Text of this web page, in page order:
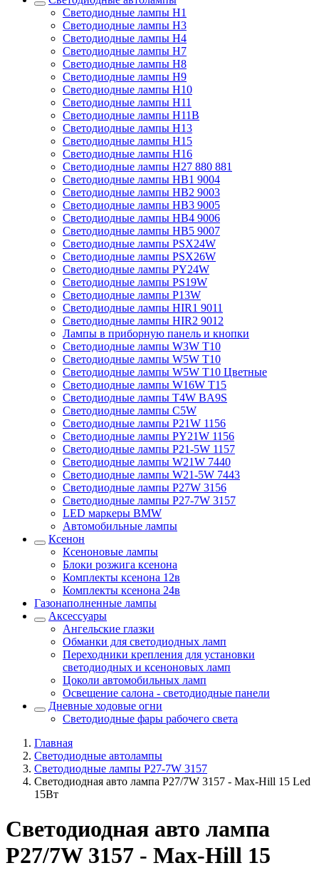
Светодиодные лампы H1
Светодиодные лампы H3
Светодиодные лампы H4
Светодиодные лампы H7
Светодиодные лампы H8
Светодиодные лампы H9
Светодиодные лампы H10
Светодиодные лампы H11
Светодиодные лампы H11B
Светодиодные лампы H13
Светодиодные лампы H15
Светодиодные лампы H16
Светодиодные лампы H27 880 881
Светодиодные лампы HB1 9004
Светодиодные лампы HB2 9003
Светодиодные лампы HB3 9005
Светодиодные лампы HB4 9006
Светодиодные лампы HB5 9007
Светодиодные лампы PSX24W
Светодиодные лампы PSX26W
Светодиодные лампы PY24W
Светодиодные лампы PS19W
Светодиодные лампы P13W
Светодиодные лампы HIR1 9011
Светодиодные лампы HIR2 9012
Лампы в приборную панель и кнопки
Светодиодные лампы W3W T10
Светодиодные лампы W5W T10
Светодиодные лампы W5W T10 Цветные
Светодиодные лампы W16W T15
Светодиодные лампы T4W BA9S
Светодиодные лампы C5W
Светодиодные лампы P21W 1156
Светодиодные лампы PY21W 1156
Светодиодные лампы P21-5W 1157
Светодиодные лампы W21W 7440
Светодиодные лампы W21-5W 7443
Светодиодные лампы P27W 3156
Светодиодные лампы P27-7W 3157
LED маркеры BMW
Автомобильные лампы
Ксенон
Ксеноновые лампы
Блоки розжига ксенона
Комплекты ксенона 12в
Комплекты ксенона 24в
Газонаполненные лампы
Аксессуары
Ангельские глазки
Обманки для светодиодных ламп
Переходники крепления для установки
светодиодных и ксеноновых ламп
Цоколи автомобильных ламп
Освещение салона - светодиодные панели
Дневные ходовые огни
Светодиодные фары рабочего света
Главная
Светодиодные автолампы
Светодиодные лампы P27-7W 3157
Светодиодная авто лампа P27/7W 3157 - Max-Hill 15 Led
15Вт
Светодиодная авто лампа
P27/7W 3157 - Max-Hill 15